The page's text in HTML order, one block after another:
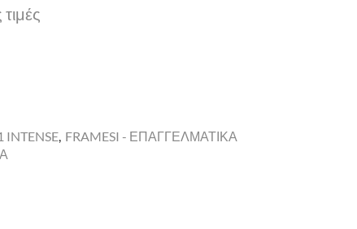
τιμές
INTENSE FRAMESI - ΕΠΑΓΓΕΛΜΑΤΙΚΑ